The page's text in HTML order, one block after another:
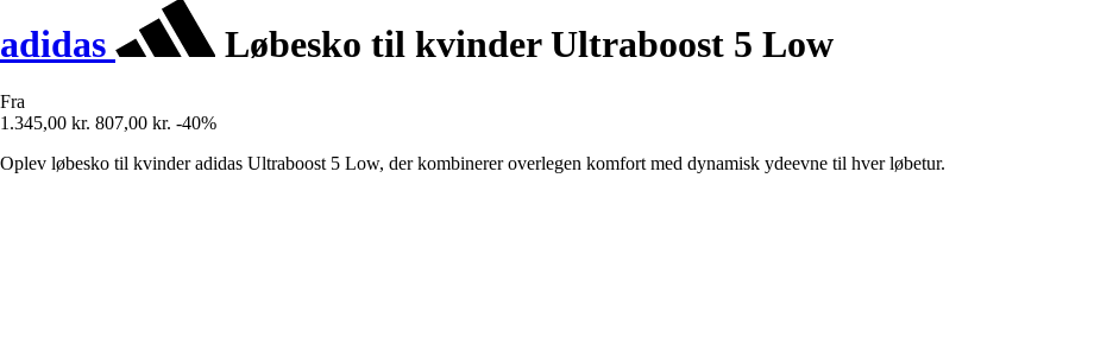
adidas Løbesko til kvinder Ultraboost 5 Low
Fra
1.345,00 kr. 807,00 kr. -40%
Oplev løbesko til kvinder adidas Ultraboost 5 Low, der kombinerer overlegen komfort med dynamisk ydeevne til hver løbetur.